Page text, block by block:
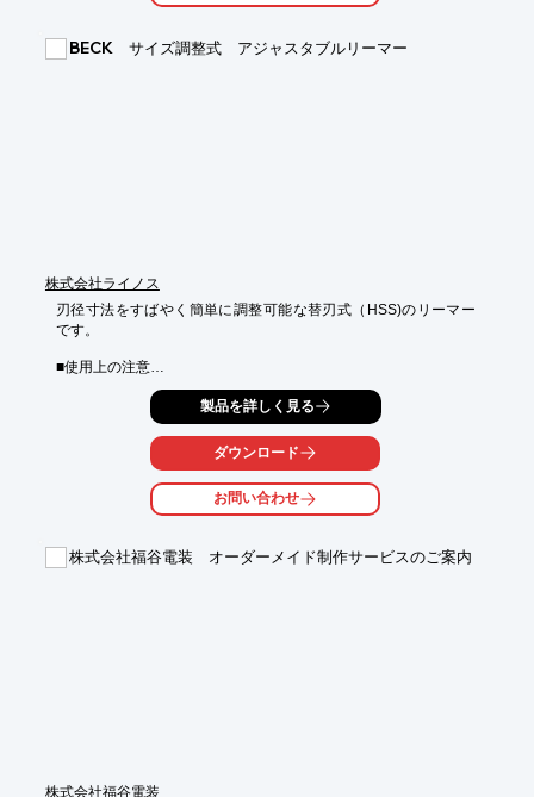
BECK サイズ調整式 アジャスタブルリーマー
株式会社ライノス
刃径寸法をすばやく簡単に調整可能な替刃式（HSS)のリーマー
です。
■使用上の注意
○アジャスタブルリーマーはサイズ調整が可能なリーマーです。
○必ず右回転でご使用下さい。
○ブレードを交換する際には、溝に切り屑やゴミ等が入らないよ
うに注意してご使用願います。
○ナットはブレードに緩みが起きないようにしっかりと締め付け
てご使用下さい。
○リーマー取りしろは通常Φ0.05ミリ〜Φ0.15ミリの間で調整して
○精度を確保するためにブレードが1枚でも欠損したり激しい磨耗
が確認された場合は、すべてのブレードを新しいブレード（替
製品を詳しく見る
ダウンロード
お問い合わせ
株式会社福谷電装 オーダーメイド制作サービスのご案内
株式会社福谷電装